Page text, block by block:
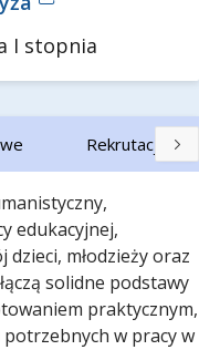
I stopnia
Rekrutacja
edukacyjnej,
młodzieży oraz
solidne podstawy
praktycznym,
w pracy w